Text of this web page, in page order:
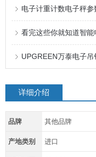
电子计重计数电子秤参
看完这些你就知道智
UPGREEN万泰电子吊
详细介绍
品牌 其他品牌
产地类别 进口